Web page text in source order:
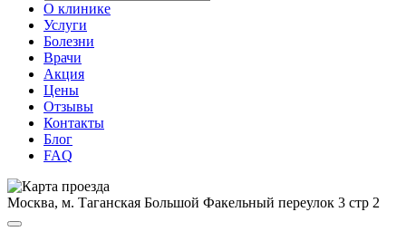
О клинике
Услуги
Болезни
Врачи
Акция
Цены
Отзывы
Контакты
Блог
FAQ
Москва, м. Таганская Большой Факельный переулок 3 стр 2